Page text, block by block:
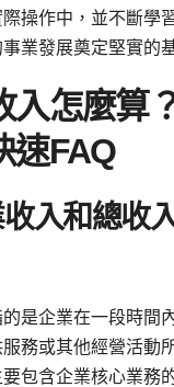
操作中，並不斷學
業發展奠定堅實的
入怎麼算
速FAQ
入和總收
是企業在一段時間
務或其他經營活動
包含企業核心業務